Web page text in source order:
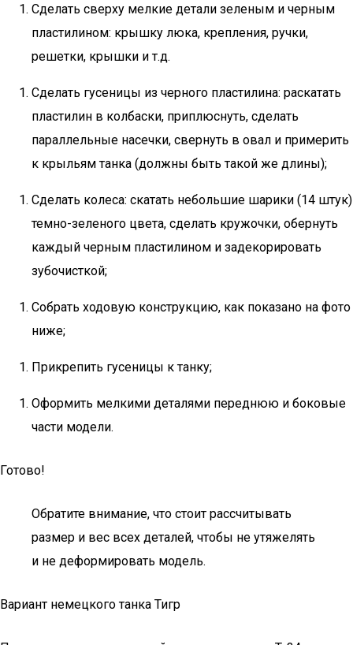
Сделать сверху мелкие детали зеленым и черным
пластилином: крышку люка, крепления, ручки,
решетки, крышки и т.д.
Сделать гусеницы из черного пластилина: раскатать
пластилин в колбаски, приплюснуть, сделать
параллельные насечки, свернуть в овал и примерить
к крыльям танка (должны быть такой же длины);
Сделать колеса: скатать небольшие шарики (14 штук)
темно-зеленого цвета, сделать кружочки, обернуть
каждый черным пластилином и задекорировать
зубочисткой;
Собрать ходовую конструкцию, как показано на фото
ниже;
Прикрепить гусеницы к танку;
Оформить мелкими деталями переднюю и боковые
части модели.
Готово!
Обратите внимание, что стоит рассчитывать
размер и вес всех деталей, чтобы не утяжелять
и не деформировать модель.
Вариант немецкого танка Тигр